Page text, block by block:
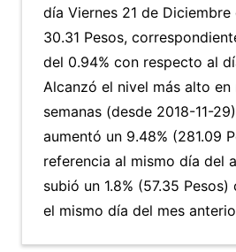
día Viernes 21 de
30.31 Pesos,
del 0.94% con respecto al
Alcanzó el nivel más alto en
semanas (desde 2018-11-
aumentó un 9.48% (281.09
referencia al mismo día del
subió un 1.8% (57.35
el mismo día del mes